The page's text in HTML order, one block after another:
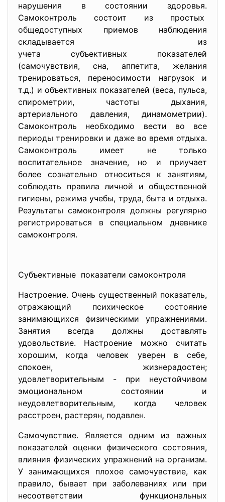
нарушения в состоянии здоровья.
Самоконтроль состоит из простых
общедоступных приемов наблюдения
складывается из
учета субъективных показателей
(самочувствия, сна, аппетита, желания
тренироваться, переносимости нагрузок и
т.д.) и объективных показателей (веса, пульса,
спирометрии, частоты дыхания,
артериального давления, динамометрии).
Самоконтроль необходимо вести во все
периоды тренировки и даже во время отдыха.
Самоконтроль имеет не только
воспитательное значение, но и приучает
более сознательно относиться к занятиям,
соблюдать правила личной и общественной
гигиены, режима учебы, труда, быта и отдыха.
Результаты самоконтроля должны регулярно
регистрироваться в специальном дневнике
самоконтроля.
Субъективные показатели самоконтроля
Настроение. Очень существенный показатель,
отражающий психическое состояние
занимающихся физическими упражнениями.
Занятия всегда должны доставлять
удовольствие. Настроение можно считать
хорошим, когда человек уверен в себе,
спокоен, жизнерадостен;
удовлетворительным - при неустойчивом
эмоциональном состоянии и
неудовлетворительным, когда человек
расстроен, растерян, подавлен.
Самочувствие. Является одним из важных
показателей оценки физического состояния,
влияния физических упражнений на организм.
У занимающихся плохое самочувствие, как
правило, бывает при заболеваниях или при
несоответствии функциональных